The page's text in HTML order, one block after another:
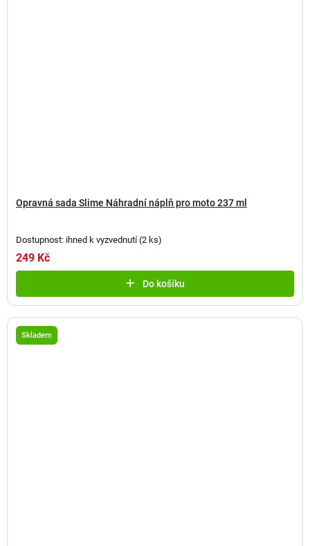
Opravná sada Slime Náhradní náplň pro moto 237 ml
Dostupnost: ihned k vyzvednutí(2 ks)
249 Kč
Do košíku
Skladem